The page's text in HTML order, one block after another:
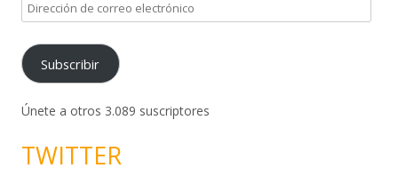
i
e
c
ó
Subscribir
Únete a otros 3.089 suscriptores
TWITTER